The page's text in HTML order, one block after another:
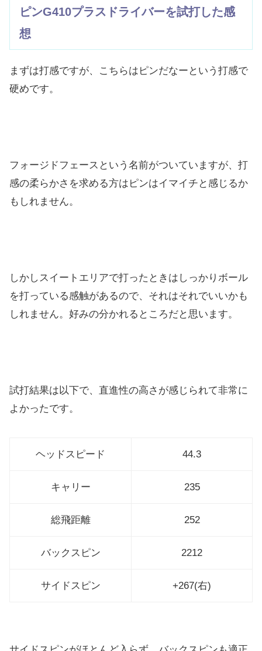
ピンG410プラスドライバーを試打した感
想
まずは打感ですが、こちらはピンだなーという打感で
硬めです。
フォージドフェースという名前がついていますが、打
感の柔らかさを求める方はピンはイマイチと感じるか
もしれません。
しかしスイートエリアで打ったときはしっかりボール
を打っている感触があるので、それはそれでいいかも
しれません。好みの分かれるところだと思います。
試打結果は以下で、直進性の高さが感じられて非常に
よかったです。
ヘッドスピード 44.3
キャリー 235
総飛距離 252
バックスピン 2212
サイドスピン +267(右)